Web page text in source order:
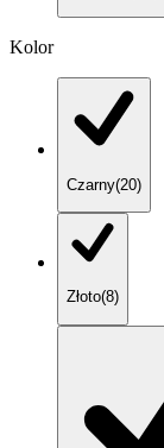
Kolor
Czarny(20)
Złoto(8)